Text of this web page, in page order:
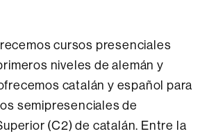
cursos presenciales
niveles de alemán y
catalán y español para
semipresenciales de
(C2) de catalán. Entre la